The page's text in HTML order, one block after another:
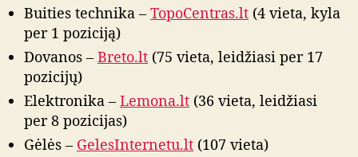
Buities technika – TopoCentras.lt (4 vieta, kyla
per 1 poziciją)
Dovanos – Breto.lt (75 vieta, leidžiasi per 17
pozicijų)
Elektronika – Lemona.lt (36 vieta, leidžiasi
per 8 pozicijas)
Gėlės – GelesInternetu.lt (107 vieta)